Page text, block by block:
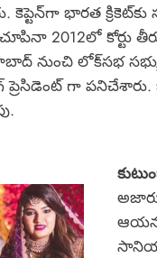
కెప్టెన్‌గా భారత
2012లో కోర్టు
నుంచి లోక్‌సభ
ప్రెసిడెంట్ గా
ఆయన
సానియా